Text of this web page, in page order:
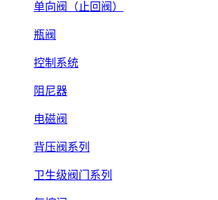
单向阀（止回阀）
瓶阀
控制系统
阻尼器
电磁阀
背压阀系列
卫生级阀门系列